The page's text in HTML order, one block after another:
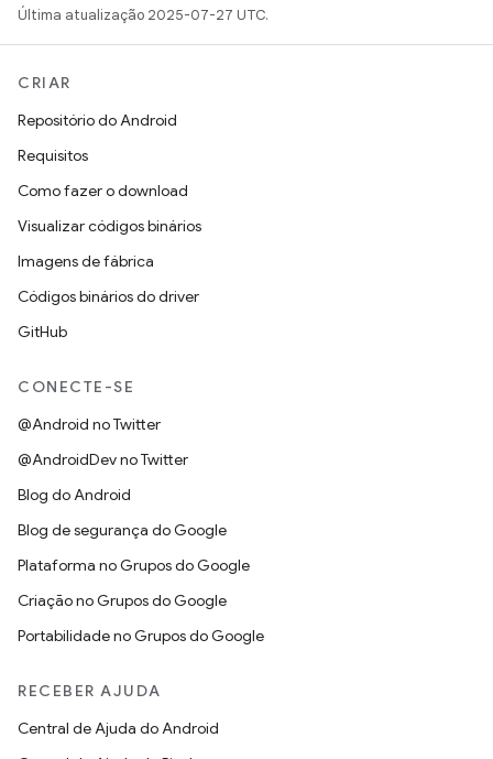
Última atualização 2025-07-27 UTC.
CRIAR
Repositório do Android
Requisitos
Como fazer o download
Visualizar códigos binários
Imagens de fábrica
Códigos binários do driver
GitHub
CONECTE-SE
@Android no Twitter
@AndroidDev no Twitter
Blog do Android
Blog de segurança do Google
Plataforma no Grupos do Google
Criação no Grupos do Google
Portabilidade no Grupos do Google
RECEBER AJUDA
Central de Ajuda do Android